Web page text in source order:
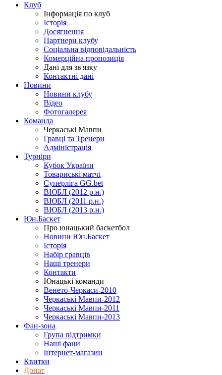
Клуб
Інформація по клуб
Історія
Досягнення
Партнери клубу
Соціальна відповідальність
Комерційна пропозиція
Дані для зв'язку
Контактні дані
Новини
Новини клубу
Відео
Фотогалерея
Команда
Черкаські Мавпи
Гравці та Тренери
Адміністрація
Турніри
Кубок України
Товариські матчі
Суперліга GG.bet
ВЮБЛ (2012 р.н.)
ВЮБЛ (2011 р.н.)
ВЮБЛ (2013 р.н.)
Юн.Баскет
Про юнацький баскетбол
Новини Юн.Баскет
Історія
Набір гравців
Наші тренери
Контакти
Юнацькі команди
Венето-Черкаси-2010
Черкаські Мавпи-2012
Черкаські Мавпи-2011
Черкаські Мавпи-2013
Фан-зона
Група підтримки
Наші фани
Інтернет-магазин
Квитки
Донат